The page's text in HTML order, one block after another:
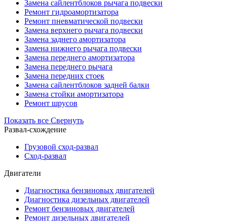
Замена сайлентблоков рычага подвески
Ремонт гидроамортизатора
Ремонт пневматической подвески
Замена верхнего рычага подвески
Замена заднего амортизатора
Замена нижнего рычага подвески
Замена переднего амортизатора
Замена переднего рычага
Замена передних стоек
Замена сайлентблоков задней балки
Замена стойки амортизатора
Ремонт шрусов
Показать все Свернуть
Развал-схождение
Грузовой сход-развал
Сход-развал
Двигатели
Диагностика бензиновых двигателей
Диагностика дизельных двигателей
Ремонт бензиновых двигателей
Ремонт дизельных двигателей